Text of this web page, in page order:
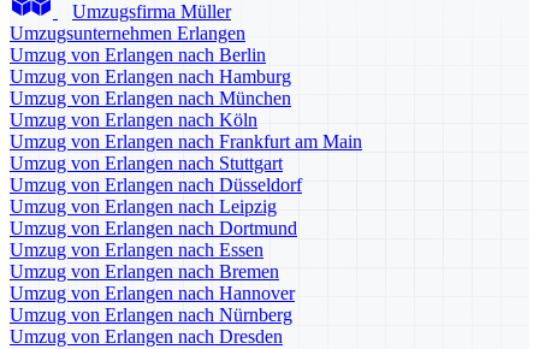
Umzugsfirma Müller
Umzugsunternehmen Erlangen
Umzug von Erlangen nach Berlin
Umzug von Erlangen nach Hamburg
Umzug von Erlangen nach München
Umzug von Erlangen nach Köln
Umzug von Erlangen nach Frankfurt am Main
Umzug von Erlangen nach Stuttgart
Umzug von Erlangen nach Düsseldorf
Umzug von Erlangen nach Leipzig
Umzug von Erlangen nach Dortmund
Umzug von Erlangen nach Essen
Umzug von Erlangen nach Bremen
Umzug von Erlangen nach Hannover
Umzug von Erlangen nach Nürnberg
Umzug von Erlangen nach Dresden